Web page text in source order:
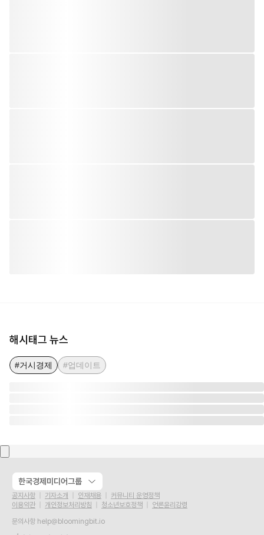
해시태그 뉴스
#거시경제 #업데이트
한국경제미디어그룹
공지사항 기자소개 인재채용
커뮤니티 운영정책
이용약관
개인정보처리방침 청소년보호정책
언론윤리강령
문의사항 help@bloomingbit.io